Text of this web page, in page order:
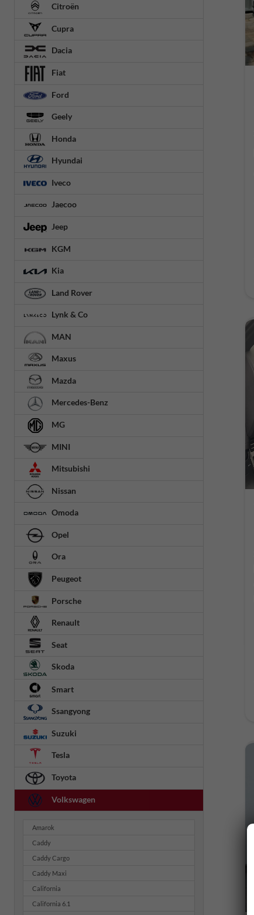
Citroën
Cupra
Dacia
Fiat
Ford
Geely
Honda
Hyundai
Iveco
Jaecoo
Jeep
KGM
Kia
Land Rover
Lynk & Co
MAN
Maxus
Mazda
Mercedes-Benz
MG
MINI
Mitsubishi
Nissan
Omoda
Opel
Ora
Peugeot
Porsche
Renault
Seat
Skoda
Smart
Ssangyong
Suzuki
Tesla
Toyota
Volkswagen
Amarok
Caddy
Caddy Cargo
Caddy Maxi
California
California 6.1